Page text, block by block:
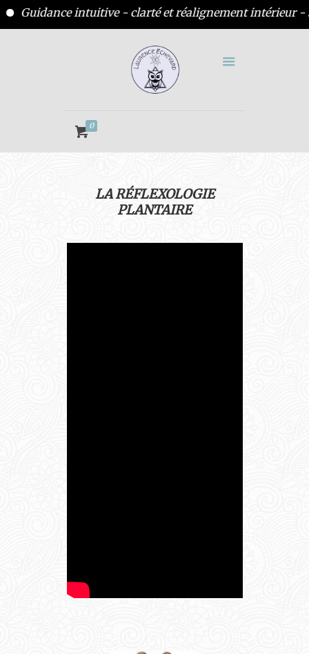
intuitive - clarté et réalignement intérieur - séance
0
LA RÉFLEXOLOGIE
PLANTAIRE